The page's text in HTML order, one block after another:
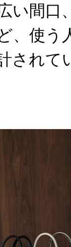
い間口
、使う
されて